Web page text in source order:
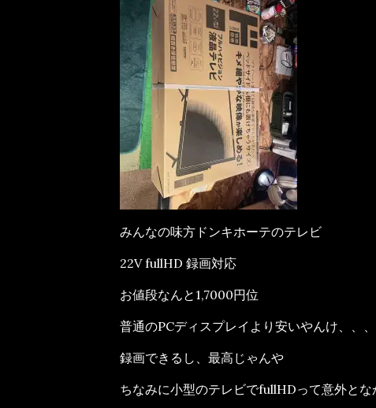
みんなの味方ドンキホーテのテレビ
22V fullHD 録画対応
お値段なんと1,7000円位
普通のPCディスプレイより安いやんけ、、
録画できるし、最高じゃんや
ちなみに小型のテレビでfullHDって意外とな